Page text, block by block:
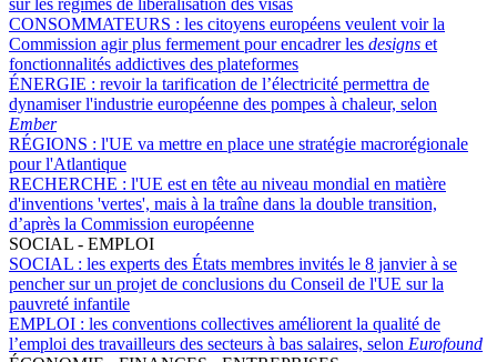
CONSOMMATEURS : les citoyens européens veulent voir la
Commission agir plus fermement pour encadrer les designs et
fonctionnalités addictives des plateformes
ÉNERGIE : revoir la tarification de l’électricité permettra de
dynamiser l'industrie européenne des pompes à chaleur, selon
Ember
RÉGIONS : l'UE va mettre en place une stratégie macrorégionale
pour l'Atlantique
RECHERCHE : l'UE est en tête au niveau mondial en matière
d'inventions 'vertes', mais à la traîne dans la double transition,
d’après la Commission européenne
SOCIAL - EMPLOI
SOCIAL : les experts des États membres invités le 8 janvier à se
pencher sur un projet de conclusions du Conseil de l'UE sur la
pauvreté infantile
EMPLOI : les conventions collectives améliorent la qualité de
l’emploi des travailleurs des secteurs à bas salaires, selon Eurofound